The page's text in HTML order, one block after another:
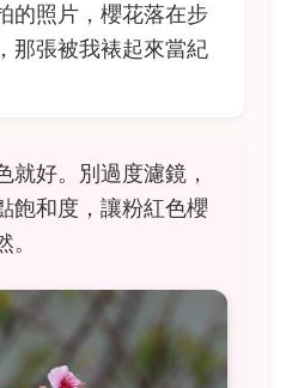
的照片，櫻花落在步
那張被我裱起來當紀
就好。別過度濾鏡，
飽和度，讓粉紅色櫻